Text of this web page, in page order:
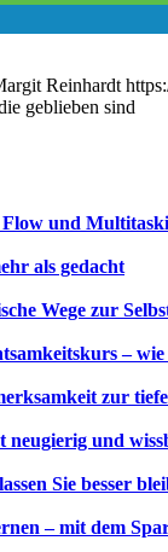
Reinhardt
geblieben sind
Flow und
als gedacht
Wege zur
–
zur
neugierig und
Sie besser
– mit dem